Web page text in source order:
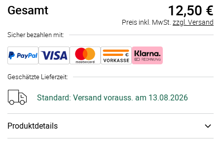
Gesamt 12,50 €
Preis inkl. MwSt. zzgl. Versand
Sicher bezahlen mit:
Geschätzte Lieferzeit:
Standard: Versand vorauss. am 13.08.2026
Produktdetails